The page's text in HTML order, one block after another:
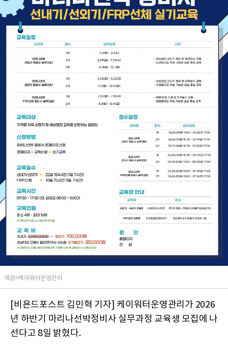
제공=케이워터운영관리
[비욘드포스트 김민혁 기자] 케이워터운영관리가 2026
년 하반기 마리나선박정비사 실무과정 교육생 모집에 나
선다고 8일 밝혔다.